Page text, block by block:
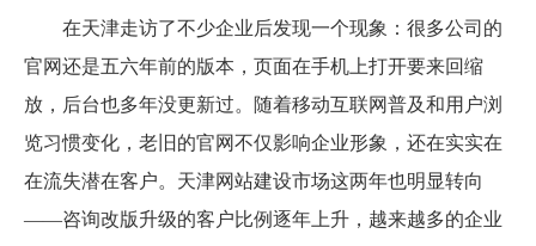
在天津走访了不少企业后发现一个现象：很多公司的
官网还是五六年前的版本，页面在手机上打开要来回缩
放，后台也多年没更新过。随着移动互联网普及和用户浏
览习惯变化，老旧的官网不仅影响企业形象，还在实实在
在流失潜在客户。天津网站建设市场这两年也明显转向
——咨询改版升级的客户比例逐年上升，越来越多的企业